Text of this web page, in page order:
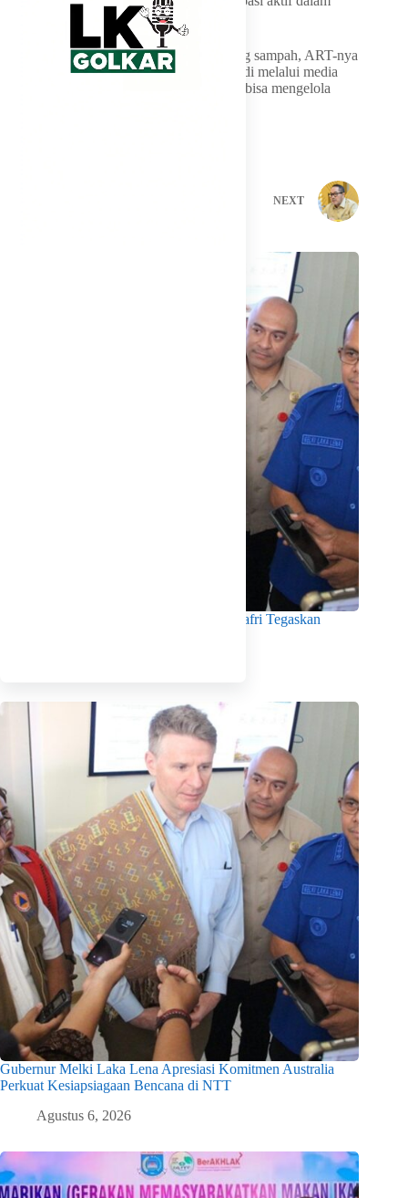
pengelolaan sampah.
“Menarik juga tadi disampaikan, “ini buang sampah, ART-nya
bagaimana?” Nah ini juga perlu disasar. Jadi melalui media
sosial dan TV, supaya benar-benar Jakarta bisa mengelola
NEXT
Menko Pangan Tinjau KNMP Untia, Munafri Tegaskan
Gubernur Melki Laka Lena Apresiasi Komitmen Australia
Perkuat Kesiapsiagaan Bencana di NTT
Agustus 6, 2026